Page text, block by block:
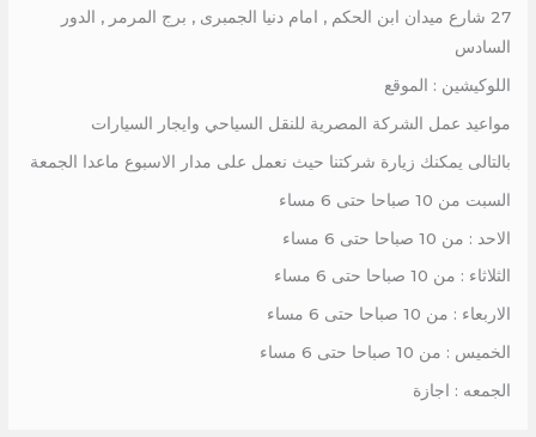
27 شارع ميدان ابن الحكم , امام دنيا الجمبرى , برج المرمر , الدور
السادس
اللوكيشين : الموقع
مواعيد عمل الشركة المصرية للنقل السياحي وايجار السيارات
بالتالى يمكنك زيارة شركتنا حيث نعمل على مدار الاسبوع ماعدا الجمعة
السبت من 10 صباحا حتى 6 مساء
الاحد : من 10 صباحا حتى 6 مساء
الثلاثاء : من 10 صباحا حتى 6 مساء
الاربعاء : من 10 صباحا حتى 6 مساء
الخميس : من 10 صباحا حتى 6 مساء
الجمعه : اجازة